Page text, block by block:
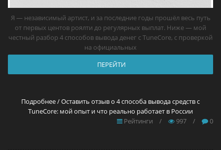
Я — независимый артист, и за последние годы прошёл весь путь
от первых центов роялти до регулярных выплат. Ниже — мой
честный разбор 4 способов вывода денег с TuneCore, с проверкой
на официальных
ПЕРЕЙТИ
Подробнее / Оставить отзыв о 4 способа вывода средств с
TuneCore: мой опыт и что реально работает в России
Рейтинги
/ 997 / 0